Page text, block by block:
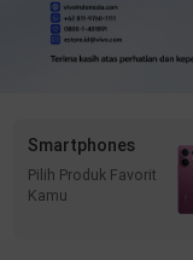
Smartphones
Pilih Produk Favorit
Kamu